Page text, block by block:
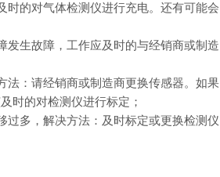
的对气体检测仪进行充电。还有可能会
生故障，工作应及时的与经销商或制造
：请经销商或制造商更换传感器。如果
时的对检测仪进行标定；
多，解决方法：及时标定或更换检测仪